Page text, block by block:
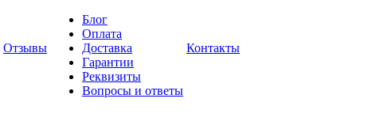
Отзывы
Блог
Оплата
Доставка
Гарантии
Реквизиты
Вопросы и ответы
Контакты